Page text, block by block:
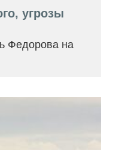
угрозы
Федорова на